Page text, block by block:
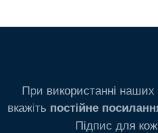
При використанні
вкажіть постійне
Підпис для